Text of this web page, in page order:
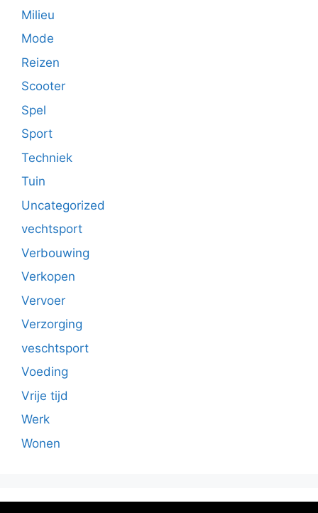
Milieu
Mode
Reizen
Scooter
Spel
Sport
Techniek
Tuin
Uncategorized
vechtsport
Verbouwing
Verkopen
Vervoer
Verzorging
veschtsport
Voeding
Vrije tijd
Werk
Wonen